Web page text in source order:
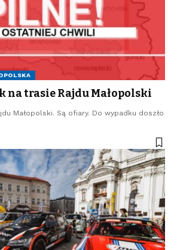
na trasie Rajdu Małopolski
Małopolski. Są ofiary. Do wypadku doszło